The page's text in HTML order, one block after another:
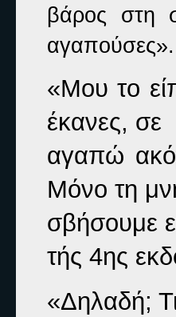
βάρος στη
αγαπούσες».
«Μου το
έκανες, σε
αγαπώ
Μόνο τη
σβήσουμε
τής 4ης
«Δηλαδή;